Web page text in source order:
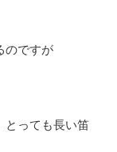
のですが
とっても長い笛